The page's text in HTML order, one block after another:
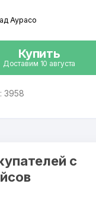
Аурасо
Купить
Доставим 10 августа
3958
с